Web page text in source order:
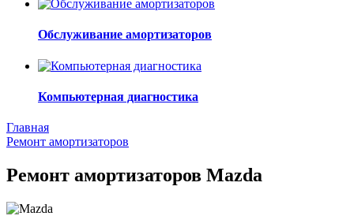
Обслуживание амортизаторов
Компьютерная диагностика
Главная
Ремонт амортизаторов
Ремонт амортизаторов Mazda